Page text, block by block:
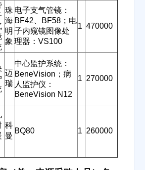
珠
海
明
象
电子支气管镜：
BF42、BF58；电
子内窥镜图像处
理器：VS100
1 470000
迈
瑞
中心监护系统：
BeneVision；病
人监护仪：
BeneVision N12
1 270000
科
曼
BQ80 1 260000